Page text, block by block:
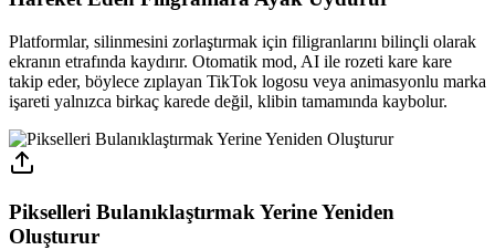
Platformlar, silinmesini zorlaştırmak için filigranlarını bilinçli olarak
ekranın etrafında kaydırır. Otomatik mod, AI ile rozeti kare kare
takip eder, böylece zıplayan TikTok logosu veya animasyonlu marka
işareti yalnızca birkaç karede değil, klibin tamamında kaybolur.
Pikselleri Bulanıklaştırmak Yerine Yeniden
Oluşturur